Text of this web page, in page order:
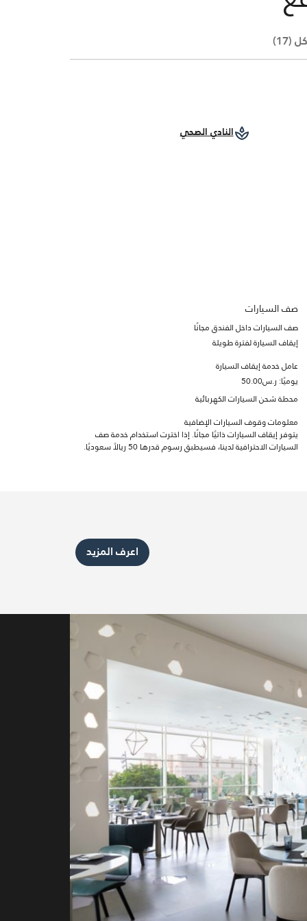
(17)
النادي الصحي
صف السيارات
صف السيارات داخل الفندق مجانًا
إيقاف السيارة لفترة طويلة
عامل خدمة إيقاف السيارة
يوميًا: ر.س50.00
محطة شحن السيارات الكهربائية
معلومات وقوف السيارات الإضافية
يتوفر إيقاف السيارات ذاتيًا مجانًا. إذا اخترت استخدام خدمة صف
السيارات الاحترافية لدينا، فسيطبق رسوم قدرها 50 ريالاً سعوديًا.
اعرف المزيد